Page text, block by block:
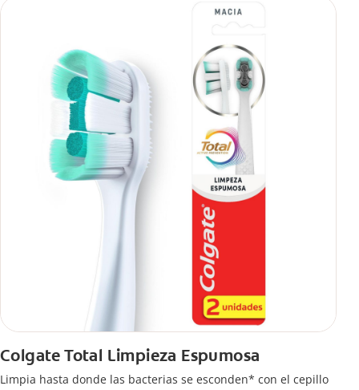
Colgate Total Limpieza Espumosa
Limpia hasta donde las bacterias se esconden* con el cepillo